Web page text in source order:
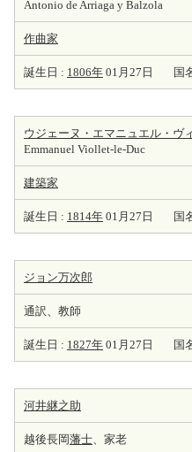
Antonio de Arriaga y Balzola
作曲家
誕生日 : 1806年 01月27日 国
ウジェーヌ・エマニュエル・ヴ
Emmanuel Viollet-le-Duc
建築家
誕生日 : 1814年 01月27日 国
ジョン万次郎
通訳、教師
誕生日 : 1827年 01月27日 国
河井継之助
越後長岡藩士、家老